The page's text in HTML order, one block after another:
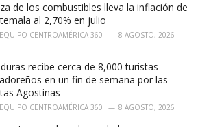
de los combustibles lleva la inflación de
al 2,70% en julio
EQUIPO CENTROAMÉRICA 360 8 AGOSTO, 2026
recibe cerca de 8,000 turistas
en un fin de semana por las
Agostinas
EQUIPO CENTROAMÉRICA 360 8 AGOSTO, 2026